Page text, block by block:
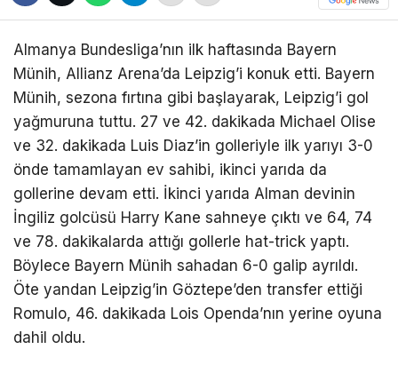
Almanya Bundesliga’nın ilk haftasında Bayern
Münih, Allianz Arena’da Leipzig’i konuk etti. Bayern
Münih, sezona fırtına gibi başlayarak, Leipzig’i gol
yağmuruna tuttu. 27 ve 42. dakikada Michael Olise
ve 32. dakikada Luis Diaz’in golleriyle ilk yarıyı 3-0
önde tamamlayan ev sahibi, ikinci yarıda da
gollerine devam etti. İkinci yarıda Alman devinin
İngiliz golcüsü Harry Kane sahneye çıktı ve 64, 74
ve 78. dakikalarda attığı gollerle hat-trick yaptı.
Böylece Bayern Münih sahadan 6-0 galip ayrıldı.
Öte yandan Leipzig’in Göztepe’den transfer ettiği
Romulo, 46. dakikada Lois Openda’nın yerine oyuna
dahil oldu.